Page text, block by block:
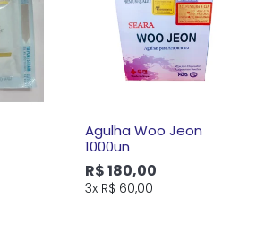
Agulha Woo Jeon
1000un
R$ 180,00
3x R$ 60,00